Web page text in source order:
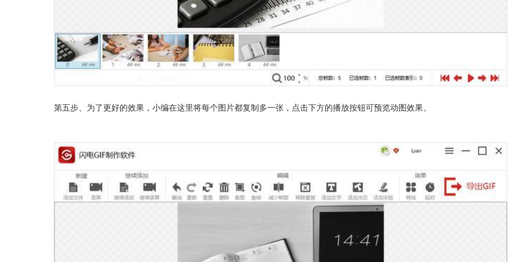
第五步、为了更好的效果，小编在这里将每个图片都复制多一张，点击下方的播放按钮可预览动图效果。